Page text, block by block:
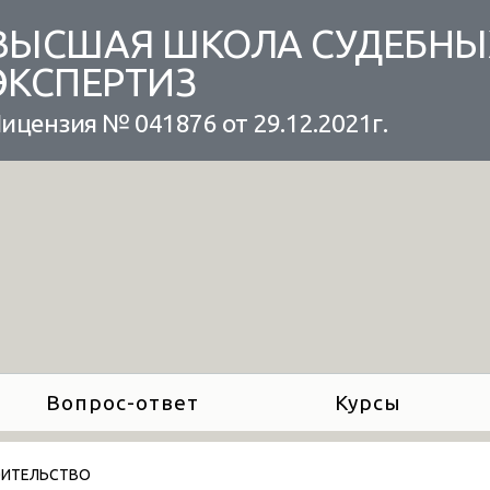
ШКОЛА
№ 041876 от 29.12.2021г.
Вопрос-ответ Курсы